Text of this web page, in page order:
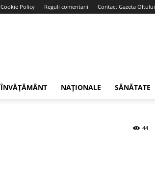
Cookie Policy Reguli comentarii Contact Gazeta Oltului
ÎNVĂȚĂMÂNT NAȚIONALE SĂNĂTATE
44